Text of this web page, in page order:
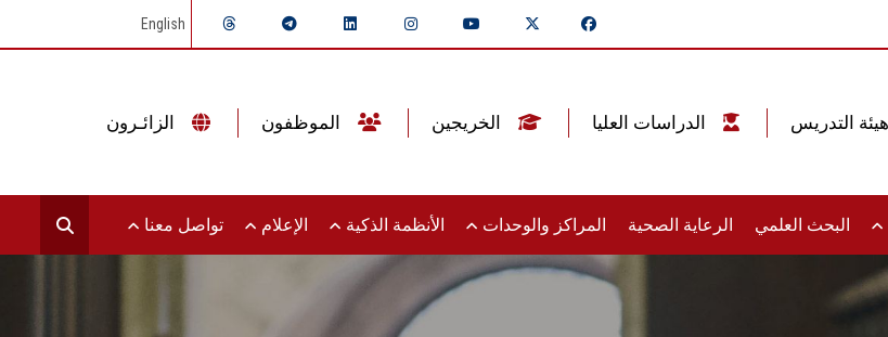
English
البحث العلمي الرعاية الصحية المراكز والوحدات الأنظمة الذكية الإعلام تواصل معنا